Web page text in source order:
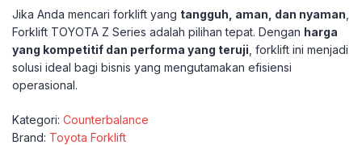
Jika Anda mencari forklift yang tangguh, aman, dan nyaman
Forklift TOYOTA Z Series adalah pilihan tepat. Dengan harga
yang kompetitif dan performa yang teruji , forklift ini menjadi
solusi ideal bagi bisnis yang mengutamakan efisiensi
operasional.
Kategori: Counterbalance
Brand: Toyota Forklift